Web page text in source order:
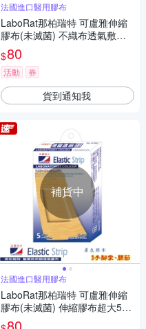
法國進口醫用膠布
LaboRat那柏瑞特 可盧雅伸縮
膠布(未滅菌) 不織布透氣敷料3
2片(2x4cm)
$80
活動 券
貨到通知我
補貨中
法國進口醫用膠布
LaboRat那柏瑞特 可盧雅伸縮
膠布(未滅菌) 伸縮膠布超大5片
(5x10cm)